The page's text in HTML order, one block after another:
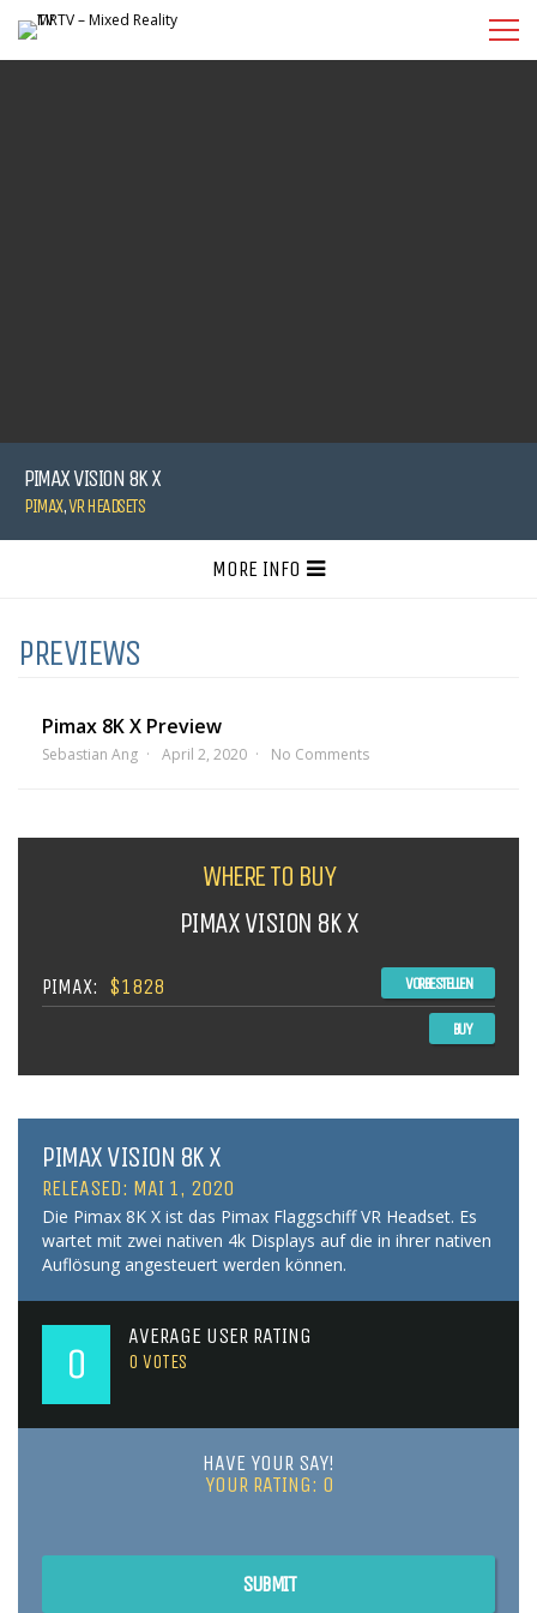
PIMAX VISION 8K X
PIMAX,VR HEADSETS
MORE INFO
PREVIEWS
Pimax 8K X Preview
Sebastian Ang April 2, 2020 No Comments
WHERE TO BUY
PIMAX VISION 8K X
PIMAX: $1828 VORBESTELLEN
BUY
PIMAX VISION 8K X
RELEASED: MAI 1, 2020
Die Pimax 8K X ist das Pimax Flaggschiff VR Headset. Es
wartet mit zwei nativen 4k Displays auf die in ihrer nativen
Auflösung angesteuert werden können.
0
AVERAGE USER RATING
0 VOTES
HAVE YOUR SAY!
YOUR RATING: 0
SUBMIT